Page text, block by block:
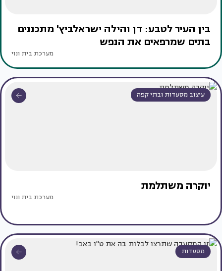
בין העיר לטבע: דן והילה ישראלביץ' מתכננים
בתים שמרפאים את הנפש
מערכת בית ונוי
עיצוב מסעדות ובתי קפה
יוקרה משתלמת
מערכת בית ונוי
מסעדות